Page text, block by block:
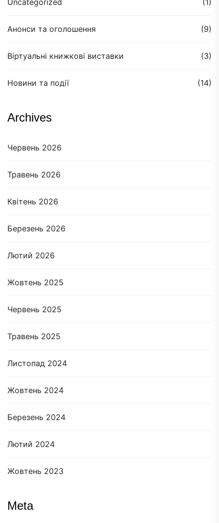
Uncategorized (1)
Анонси та оголошення (9)
Віртуальні книжкові виставки (3)
Новини та події (14)
Archives
Червень 2026
Травень 2026
Квітень 2026
Березень 2026
Лютий 2026
Жовтень 2025
Червень 2025
Травень 2025
Листопад 2024
Жовтень 2024
Березень 2024
Лютий 2024
Жовтень 2023
Meta